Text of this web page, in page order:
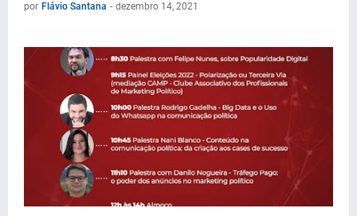
por Flávio Santana - dezembro 14, 2021